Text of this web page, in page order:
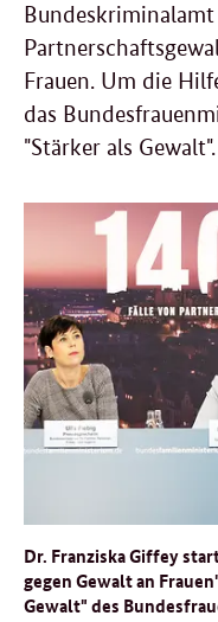
Frauen. Um die
das
"Stärker als Gewalt".
Dr. Franziska Giffey
gegen Gewalt an
Gewalt" des